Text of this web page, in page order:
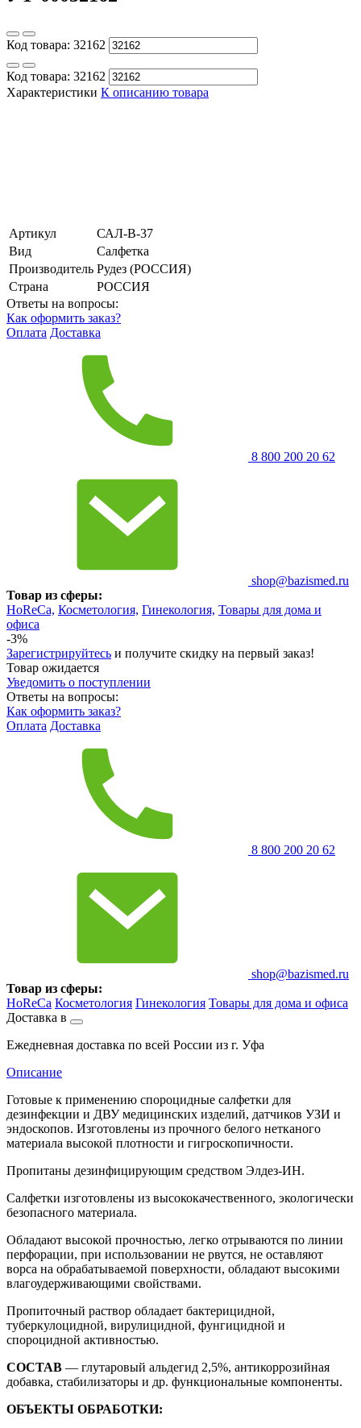
Код товара: 32162
Код товара: 32162
Характеристики К описанию товара
Артикул
САЛ-В-37
Вид
Салфетка
Производитель Рудез (РОССИЯ)
Страна
РОССИЯ
Ответы на вопросы:
Как оформить заказ?
Оплата Доставка
8 800 200 20 62
shop@bazismed.ru
Товар из сферы:
HoReCa, Косметология, Гинекология, Товары для дома и
офиса
-3%
Зарегистрируйтесь и получите скидку на первый заказ!
Товар ожидается
Уведомить о поступлении
Ответы на вопросы:
Как оформить заказ?
Оплата Доставка
8 800 200 20 62
shop@bazismed.ru
Товар из сферы:
HoReCa Косметология Гинекология Товары для дома и офиса
Доставка в
Ежедневная доставка по всей России из г. Уфа
Описание
Готовые к применению спороцидные салфетки для
дезинфекции и ДВУ медицинских изделий, датчиков УЗИ и
эндоскопов. Изготовлены из прочного белого нетканого
материала высокой плотности и гигроскопичности.
Пропитаны дезинфицирующим средством Элдез-ИН.
Салфетки изготовлены из высококачественного, экологически
безопасного материала.
Обладают высокой прочностью, легко отрываются по линии
перфорации, при использовании не рвутся, не оставляют
ворса на обрабатываемой поверхности, обладают высокими
влагоудерживающими свойствами.
Пропиточный раствор обладает бактерицидной,
туберкулоцидной, вирулицидной, фунгицидной и
спороцидной активностью.
СОСТАВ — глутаровый альдегид 2,5%, антикоррозийная
добавка, стабилизаторы и др. функциональные компоненты.
ОБЪЕКТЫ ОБРАБОТКИ: